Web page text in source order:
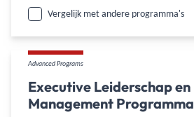
Vergelijk met andere programma's
Advanced Programs
Executive Leiderschap en
Management Programma